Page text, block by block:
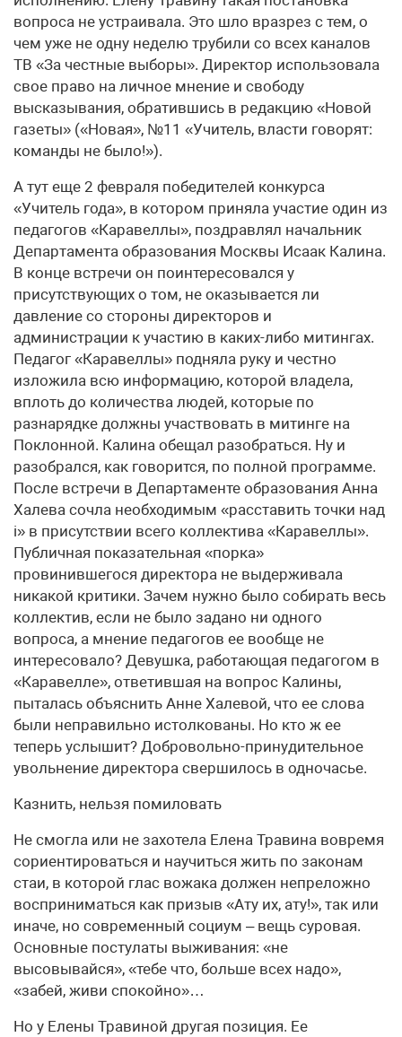
вопроса не устраивала. Это шло вразрез с тем, о
чем уже не одну неделю трубили со всех каналов
ТВ «За честные выборы». Директор использовала
свое право на личное мнение и свободу
высказывания, обратившись в редакцию «Новой
газеты» («Новая», №11 «Учитель, власти говорят:
команды не было!»).
А тут еще 2 февраля победителей конкурса
«Учитель года», в котором приняла участие один из
педагогов «Каравеллы», поздравлял начальник
Департамента образования Москвы Исаак Калина.
В конце встречи он поинтересовался у
присутствующих о том, не оказывается ли
давление со стороны директоров и
администрации к участию в каких-либо митингах.
Педагог «Каравеллы» подняла руку и честно
изложила всю информацию, которой владела,
вплоть до количества людей, которые по
разнарядке должны участвовать в митинге на
Поклонной. Калина обещал разобраться. Ну и
разобрался, как говорится, по полной программе.
После встречи в Департаменте образования Анна
Халева сочла необходимым «расставить точки над
i» в присутствии всего коллектива «Каравеллы».
Публичная показательная «порка»
провинившегося директора не выдерживала
никакой критики. Зачем нужно было собирать весь
коллектив, если не было задано ни одного
вопроса, а мнение педагогов ее вообще не
интересовало? Девушка, работающая педагогом в
«Каравелле», ответившая на вопрос Калины,
пыталась объяснить Анне Халевой, что ее слова
были неправильно истолкованы. Но кто ж ее
теперь услышит? Добровольно-принудительное
увольнение директора свершилось в одночасье.
Казнить, нельзя помиловать
Не смогла или не захотела Елена Травина вовремя
сориентироваться и научиться жить по законам
стаи, в которой глас вожака должен непреложно
восприниматься как призыв «Ату их, ату!», так или
иначе, но современный социум – вещь суровая.
Основные постулаты выживания: «не
высовывайся», «тебе что, больше всех надо»,
«забей, живи спокойно»…
Но у Елены Травиной другая позиция. Ее